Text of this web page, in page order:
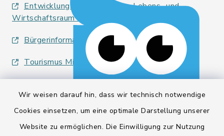
Wir weisen darauf hin, dass wir technisch notwendige
Cookies einsetzen, um eine optimale Darstellung unserer
Website zu ermöglichen. Die Einwilligung zur Nutzung
Entwicklungsagentur für den Lebens- und
Wirtschaftsraum Rendsburg
Bürgerinformationsbroschüre
Tourismus Mittelholstein